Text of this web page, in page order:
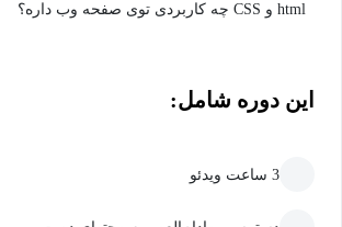
html و CSS چه کاربردی توی صفحه وب داره؟
این دوره شامل:
3 ساعت ویدئو